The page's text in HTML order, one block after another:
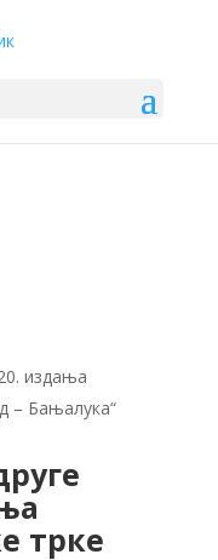
издања
– Бањалука“
трке